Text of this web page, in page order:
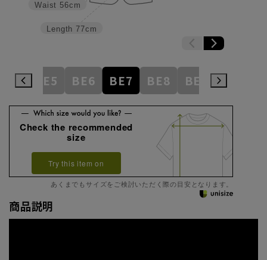
Length 77cm
Waist 56cm
BE5 BE6 BE7 BE8 BE9 BE10
Check the recommended
size
Try this item on
あくまでもサイズをご検討いただく際の目安となります。
商品説明